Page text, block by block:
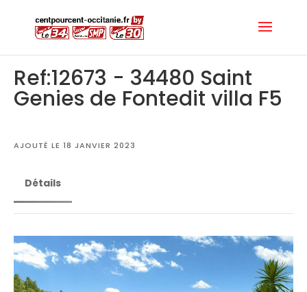
Ref:12673 - 34480 Saint
Genies de Fontedit villa F5
AJOUTÉ LE 18 JANVIER 2023
Détails